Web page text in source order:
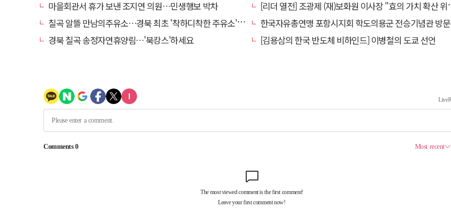
마을회관서 휴가 보낸 조지연 의원…민생행보 박차
[리더 열전] 조광제 (재)보화원 이사장 "효의 가치 확산 위해 젊은층 참여 이끌어낼 것"
칠곡 알뜰 만남의주유소…경북 최초 '착하디착한 주유소' 선정
한국자유총연맹 포항시지회 학도의용군 전승기념관 방문
경북 칠곡 송정자연휴양림…'북캉스'하세요
[김용삼의 한국 반도체 비하인드] 이병철의 도쿄 선언